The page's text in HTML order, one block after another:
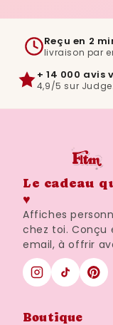
Reçu en 2
livraison par
+ 14 000 avis
4,9/5 sur
Le cadeau
♥
Affiches
chez toi. Conçu
email, à offrir
Boutique